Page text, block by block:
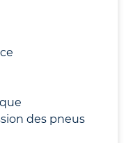
des pneus